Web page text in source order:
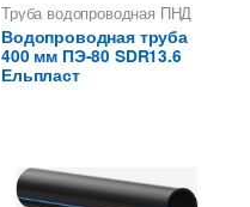
Труба водопроводная ПНД
400 мм
Водопроводная труба
400 мм ПЭ-80 SDR13.6
Ельпласт